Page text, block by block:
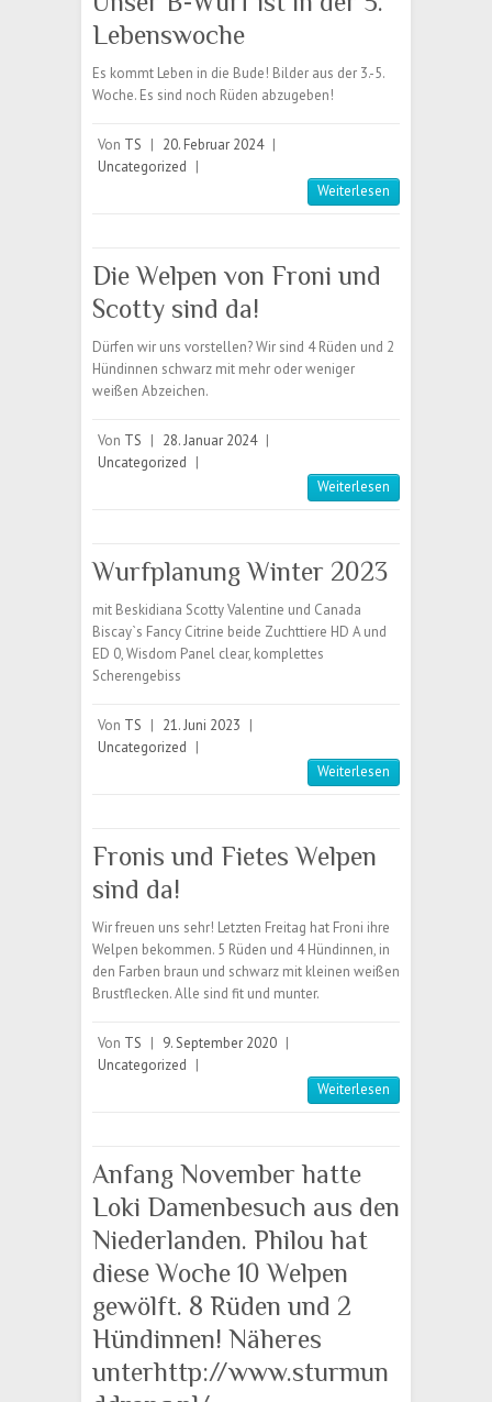
Lebenswoche
Es kommt Leben in die Bude! Bilder aus der 3.-5.
Woche. Es sind noch Rüden abzugeben!
Von TS | 20. Februar 2024 |
Uncategorized |
Weiterlesen
Die Welpen von Froni und
Scotty sind da!
Dürfen wir uns vorstellen? Wir sind 4 Rüden und 2
Hündinnen schwarz mit mehr oder weniger
weißen Abzeichen.
Von TS | 28. Januar 2024 |
Uncategorized |
Weiterlesen
Wurfplanung Winter 2023
mit Beskidiana Scotty Valentine und Canada
Biscay`s Fancy Citrine beide Zuchttiere HD A und
ED 0, Wisdom Panel clear, komplettes
Scherengebiss
Von TS | 21. Juni 2023 |
Uncategorized |
Weiterlesen
Fronis und Fietes Welpen
sind da!
Wir freuen uns sehr! Letzten Freitag hat Froni ihre
Welpen bekommen. 5 Rüden und 4 Hündinnen, in
den Farben braun und schwarz mit kleinen weißen
Brustflecken. Alle sind fit und munter.
Von TS | 9. September 2020 |
Uncategorized |
Weiterlesen
Anfang November hatte
Loki Damenbesuch aus den
Niederlanden. Philou hat
diese Woche 10 Welpen
gewölft. 8 Rüden und 2
Hündinnen! Näheres
unterhttp://www.sturmun